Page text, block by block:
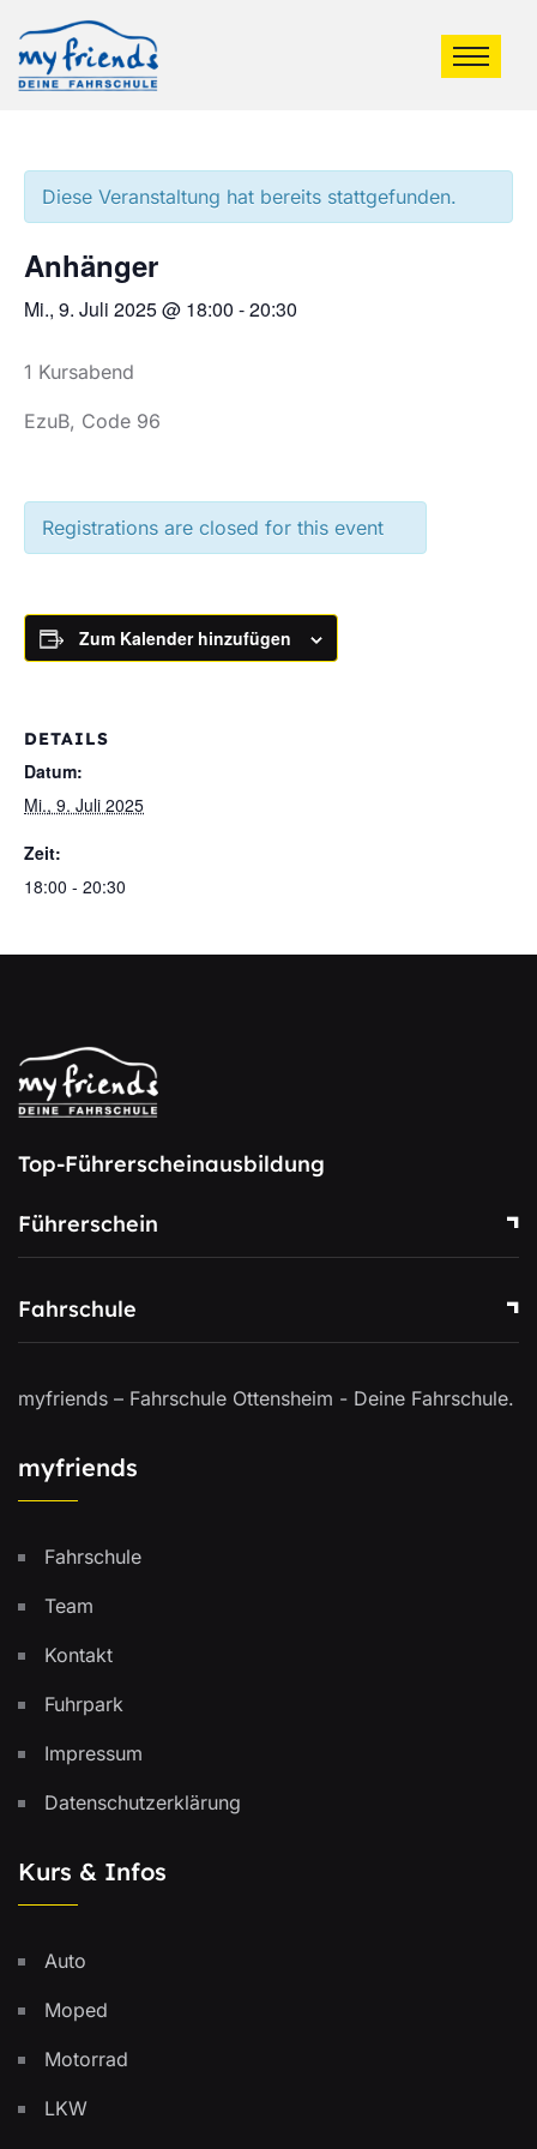
Diese Veranstaltung hat bereits stattgefunden.
Anhänger
Mi., 9. Juli 2025 @ 18:00 -20:30
1 Kursabend
EzuB, Code 96
Registrations are closed for this event
Zum Kalender hinzufügen
DETAILS
Datum:
Mi., 9. Juli 2025
Zeit:
18:00 - 20:30
Top-Führerscheinausbildung
Führerschein
Fahrschule
myfriends – Fahrschule Ottensheim - Deine Fahrschule.
myfriends
Fahrschule
Team
Kontakt
Fuhrpark
Impressum
Datenschutzerklärung
Kurs & Infos
Auto
Moped
Motorrad
LKW